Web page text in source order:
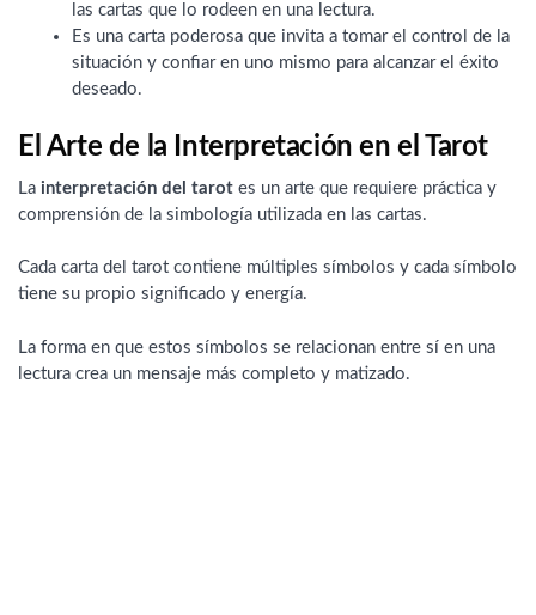
las cartas que lo rodeen en una lectura.
Es una carta poderosa que invita a tomar el control de la
situación y confiar en uno mismo para alcanzar el éxito
deseado.
El Arte de la Interpretación en el Tarot
La interpretación del tarot es un arte que requiere práctica y
comprensión de la simbología utilizada en las cartas.
Cada carta del tarot contiene múltiples símbolos y cada símbolo
tiene su propio significado y energía.
La forma en que estos símbolos se relacionan entre sí en una
lectura crea un mensaje más completo y matizado.